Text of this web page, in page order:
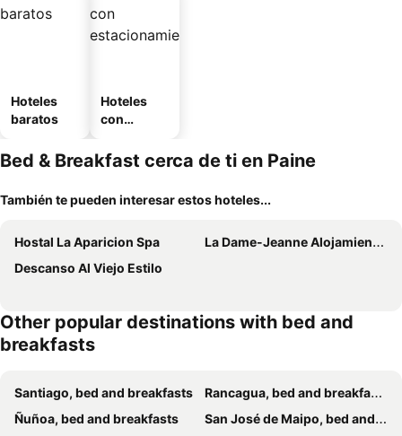
Hoteles
baratos
Hoteles
con
miento
Bed & Breakfast cerca de ti en Paine
También te pueden interesar estos hoteles...
Hostal La Aparicion Spa
La Dame-Jeanne Alojamiento Boutique
Descanso Al Viejo Estilo
Other popular destinations with bed and
breakfasts
Santiago, bed and breakfasts
Rancagua, bed and breakfasts
Ñuñoa, bed and breakfasts
San José de Maipo, bed and breakfasts